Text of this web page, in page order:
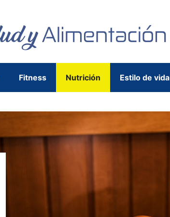
Fitness Nutrición Estilo de vida